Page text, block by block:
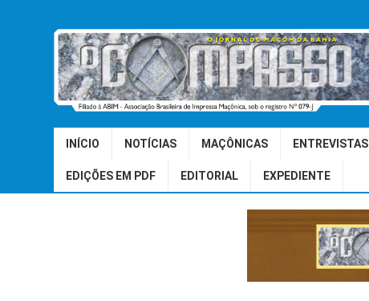
INÍCIO NOTÍCIAS MAÇÔNICAS ENTREVISTAS
EDIÇÕES EM PDF EDITORIAL EXPEDIENTE